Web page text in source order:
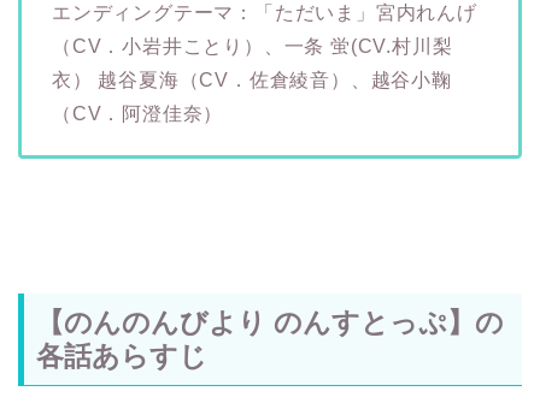
エンディングテーマ：「ただいま」宮内れんげ
（CV．小岩井ことり）、一条 蛍(CV.村川梨
衣） 越谷夏海（CV．佐倉綾音）、越谷小鞠
（CV．阿澄佳奈）
【のんのんびより のんすとっぷ】の
各話あらすじ